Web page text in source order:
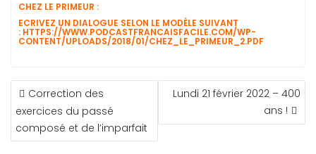
CHEZ LE PRIMEUR :
ECRIVEZ UN DIALOGUE SELON LE MODÈLE SUIVANT
: HTTPS://WWW.PODCASTFRANCAISFACILE.COM/WP-
CONTENT/UPLOADS/2018/01/CHEZ_LE_PRIMEUR_2.PDF
NAVIGATION
DE
L’ARTICLE
Correction des
exercices du passé
composé et de l’imparfait
Lundi 21 février 2022 – 400
ans !